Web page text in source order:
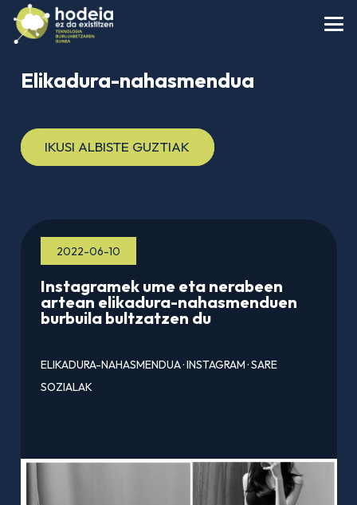
Elikadura-nahasmendua
IKUSI ALBISTE GUZTIAK
2022-06-10
Instagramek ume eta nerabeen
artean elikadura-nahasmenduen
burbuila bultzatzen du
ELIKADURA-NAHASMENDUA·INSTAGRAM·SARE
SOZIALAK